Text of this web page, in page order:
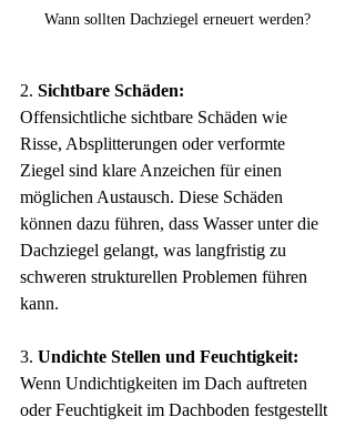
Wann sollten Dachziegel erneuert werden?
2. Sichtbare Schäden:
Offensichtliche sichtbare Schäden wie
Risse, Absplitterungen oder verformte
Ziegel sind klare Anzeichen für einen
möglichen Austausch. Diese Schäden
können dazu führen, dass Wasser unter die
Dachziegel gelangt, was langfristig zu
schweren strukturellen Problemen führen
kann.
3. Undichte Stellen und Feuchtigkeit:
Wenn Undichtigkeiten im Dach auftreten
oder Feuchtigkeit im Dachboden festgestellt